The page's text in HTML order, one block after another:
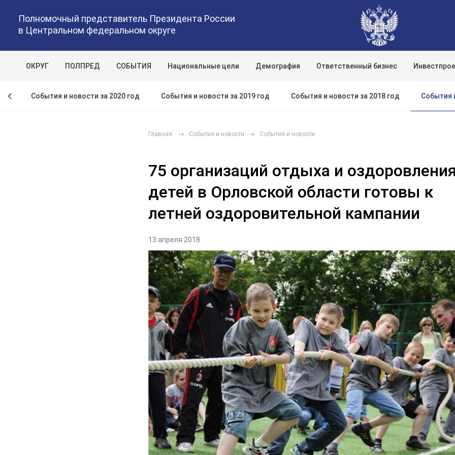
Полномочный представитель Президента России
в Центральном федеральном округе
ОКРУГ ПОЛПРЕД СОБЫТИЯ Национальные цели Демография Ответственный бизнес
События и новости за 2020 год События и новости за 2019 год События и новости за 2018 год События
Главная События и новости События и новости
75 организаций отдыха и
детей в Орловской области готовы к
летней оздоровительной кампании
13 апреля 2018